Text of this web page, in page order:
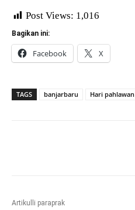
Post Views: 1,016
Bagikan ini:
Facebook X
TAGS banjarbaru Hari pahlawan
Artikulli paraprak